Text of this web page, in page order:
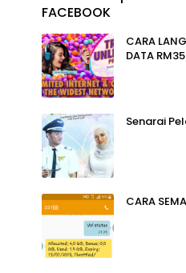
FACEBOOK
CARA
DATA RM35
Senarai
CARA